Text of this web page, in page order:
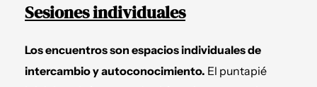
Sesiones individuales
Los encuentros son espacios individuales de
intercambio y autoconocimiento. El puntapié